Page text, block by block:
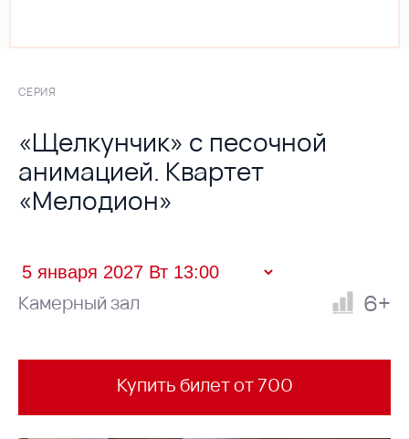
СЕРИЯ
«Щелкунчик» с песочной
анимацией. Квартет
«Мелодион»
Камерный зал 6+
Купить билет от 700